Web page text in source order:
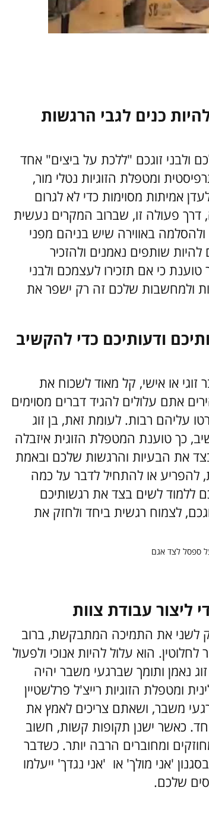
03:19
כנים לגבי הרגשות
ולבני זוגכם "ללכת על ביצים" אחד
ומטפלת הזוגיות נטלי מור,
אמיתות מסוימות כדי לא לגרום
דרך פעולה זו, שברוב המקרים נעשית
ולהסלמה באווירה שיש בניהם מפני
שותפים נאמנים ולהזכיר
כי אם תזכירו לעצמכם ולבני
ולמחשבות שלכם זה רק ישפר את
ודעותיכם כדי להקשיב
או אישי, קל מאוד לשכוח את
אתם עלולים להגיד דברים מסוימים
עליהם רבות. לעומת זאת, בן זוג
כך טוענת המטפלת הזוגית איזבלה
את הבעיות והרגשות שלכם ובאמת
להפריע או להתחיל לדבר על כמה
ללמוד לשים בצד את רגשותיכם
לצמוח רגשית ביחד ולחזק את
לשני את התמיכה המתבקשת, ברוב
הוא עלול להיות אנוכי ולפעול
נאמן ותומך שברגעי משבר יהיה
ומטפלת הזוגיות רייצ'ל פרלשטיין
משבר, ושאתם צריכים לאמץ את
כאשר ישנן תקופות קשות, חשוב
ומחוברים הרבה יותר. כשדבר
'אני מולך' או 'אני נגדך' ייעלמו
שלכם.